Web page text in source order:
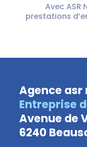
Avec
prestations
Agence
Entreprise
Avenue de
6240